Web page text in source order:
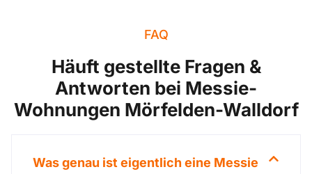
FAQ
Häuft gestellte Fragen &
Antworten bei Messie-
Wohnungen Mörfelden-Walldorf
Was genau ist eigentlich eine Messie